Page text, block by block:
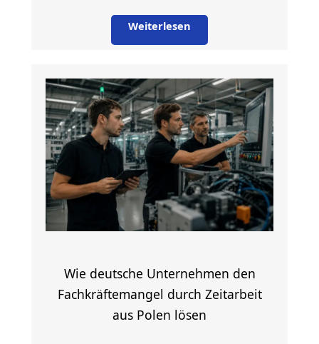
Weiterlesen
Wie deutsche Unternehmen den
Fachkräftemangel durch Zeitarbeit
aus Polen lösen